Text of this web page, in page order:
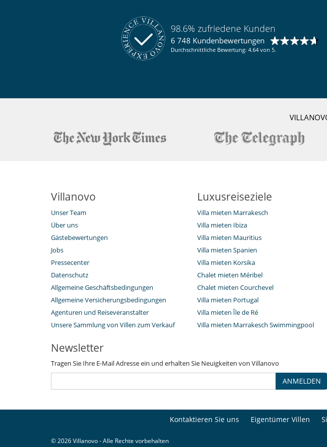
98.6% zufriedene Kunden
6 748 Kundenbewertungen
Durchschnittliche Bewertung: 4.64 von 5.
Villanovo
Unser Team
Über uns
Gästebewertungen
Jobs
Pressecenter
Datenschutz
Allgemeine Geschäftsbedingungen
Allgemeine Versicherungsbedingungen
Agenturen und Reiseveranstalter
Unsere Sammlung von Villen zum Verkauf
Luxusreiseziele
Villa mieten Marrakesch
Villa mieten Ibiza
Villa mieten Mauritius
Villa mieten Spanien
Villa mieten Korsika
Chalet mieten Méribel
Chalet mieten Courchevel
Villa mieten Portugal
Villa mieten Île de Ré
Villa mieten Marrakesch Swimmingpool
Newsletter
Tragen Sie Ihre E-Mail Adresse ein und erhalten Sie Neuigkeiten von Villanovo
ANMELDEN
Kontaktieren Sie uns Eigentümer Villen
© 2026 Villanovo - Alle Rechte vorbehalten